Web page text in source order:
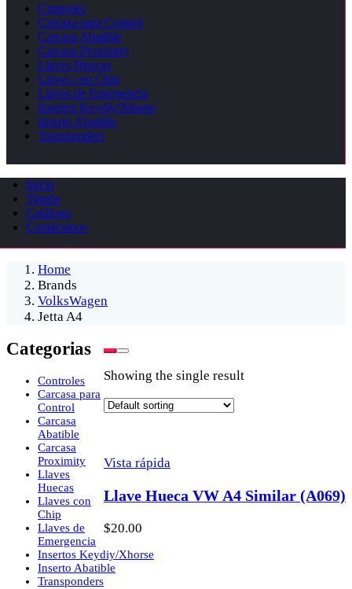
Controles
Carcasa para Control
Carcasa Abatible
Carcasa Proximity
Llaves Huecas
Llaves con Chip
Llaves de Emergencia
Insertos Keydiy/Xhorse
Inserto Abatible
Transponders
Inicio
Tienda
Catálogo
Contáctanos
Home
Brands
VolksWagen
Jetta A4
Showing the single result
Vista rápida
Llave Hueca VW A4 Similar (A069)
$20.00
Categorias
Controles
Carcasa para
Control
Carcasa
Abatible
Carcasa
Proximity
Llaves
Huecas
Llaves con
Chip
Llaves de
Emergencia
Insertos Keydiy/Xhorse
Inserto Abatible
Transponders